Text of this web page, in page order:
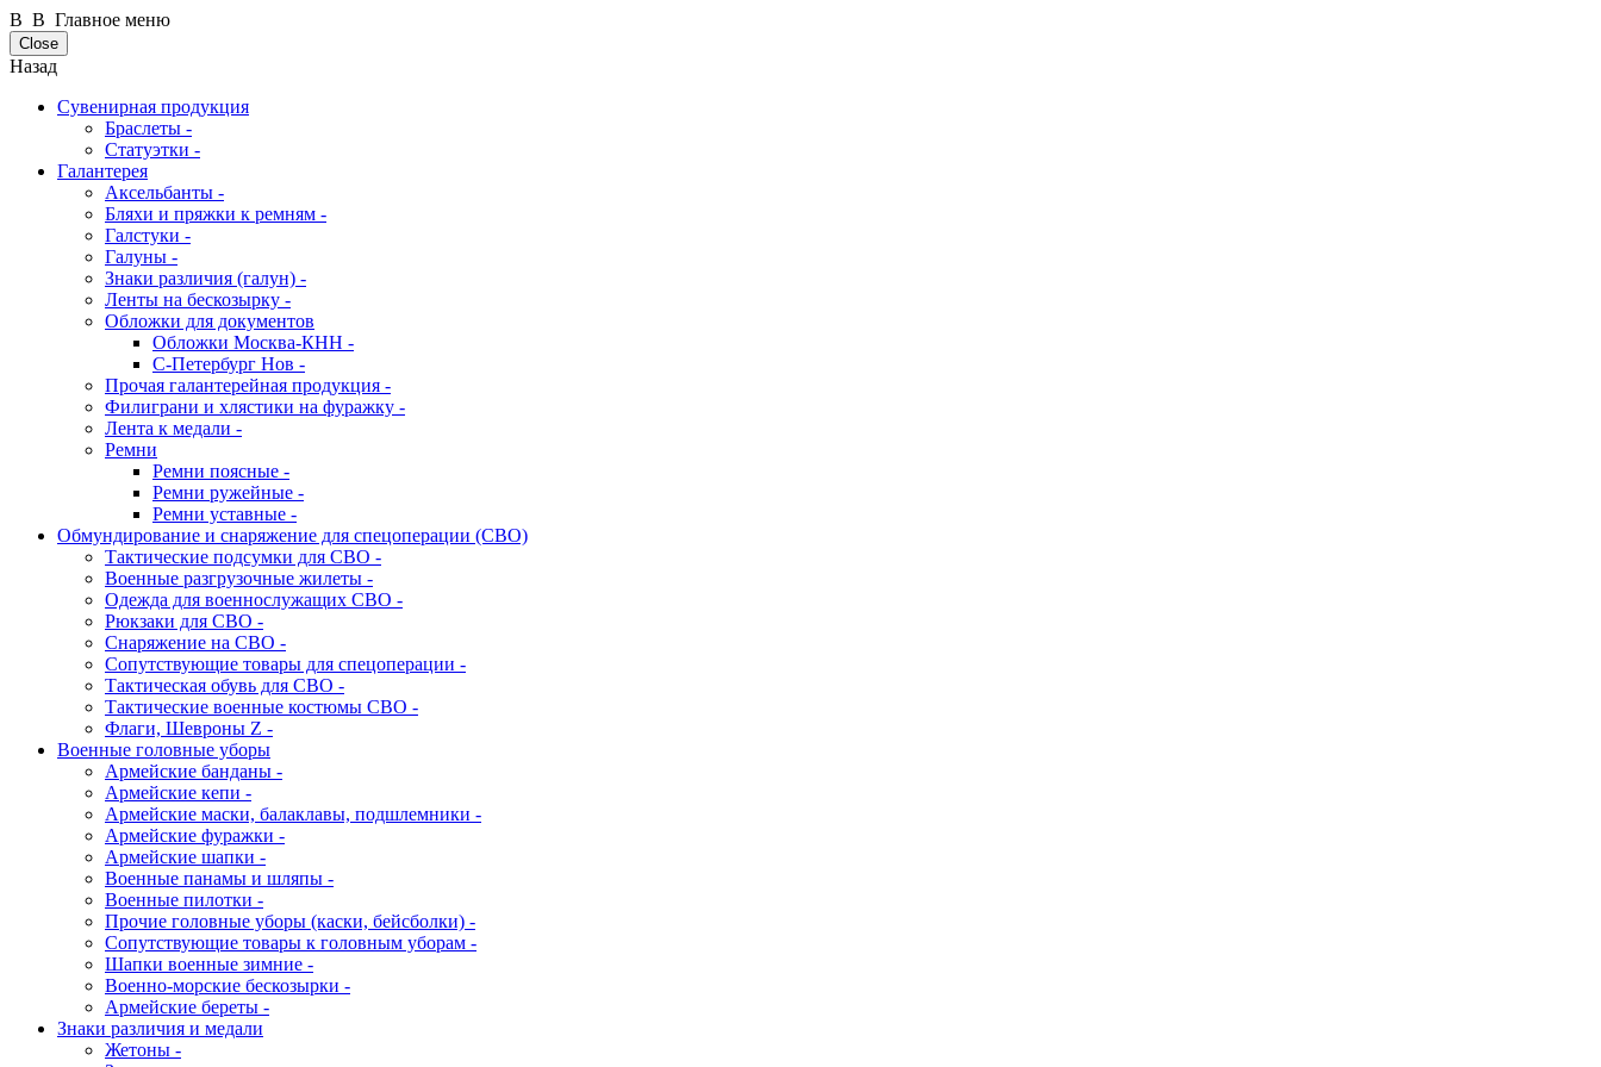
В В Главное меню
Close
Назад
Сувенирная продукция
Браслеты -
Статуэтки -
Галантерея
Аксельбанты -
Бляхи и пряжки к ремням -
Галстуки -
Галуны -
Знаки различия (галун) -
Ленты на бескозырку -
Обложки для документов
Обложки Москва-КНН -
С-Петербург Нов -
Прочая галантерейная продукция -
Филиграни и хлястики на фуражку -
Лента к медали -
Ремни
Ремни поясные -
Ремни ружейные -
Ремни уставные -
Обмундирование и снаряжение для спецоперации (СВО)
Тактические подсумки для СВО -
Военные разгрузочные жилеты -
Одежда для военнослужащих СВО -
Рюкзаки для СВО -
Снаряжение на СВО -
Сопутствующие товары для спецоперации -
Тактическая обувь для СВО -
Тактические военные костюмы СВО -
Флаги, Шевроны Z -
Военные головные уборы
Армейские банданы -
Армейские кепи -
Армейские маски, балаклавы, подшлемники -
Армейские фуражки -
Армейские шапки -
Военные панамы и шляпы -
Военные пилотки -
Прочие головные уборы (каски, бейсболки) -
Сопутствующие товары к головным уборам -
Шапки военные зимние -
Военно-морские бескозырки -
Армейские береты -
Знаки различия и медали
Жетоны -